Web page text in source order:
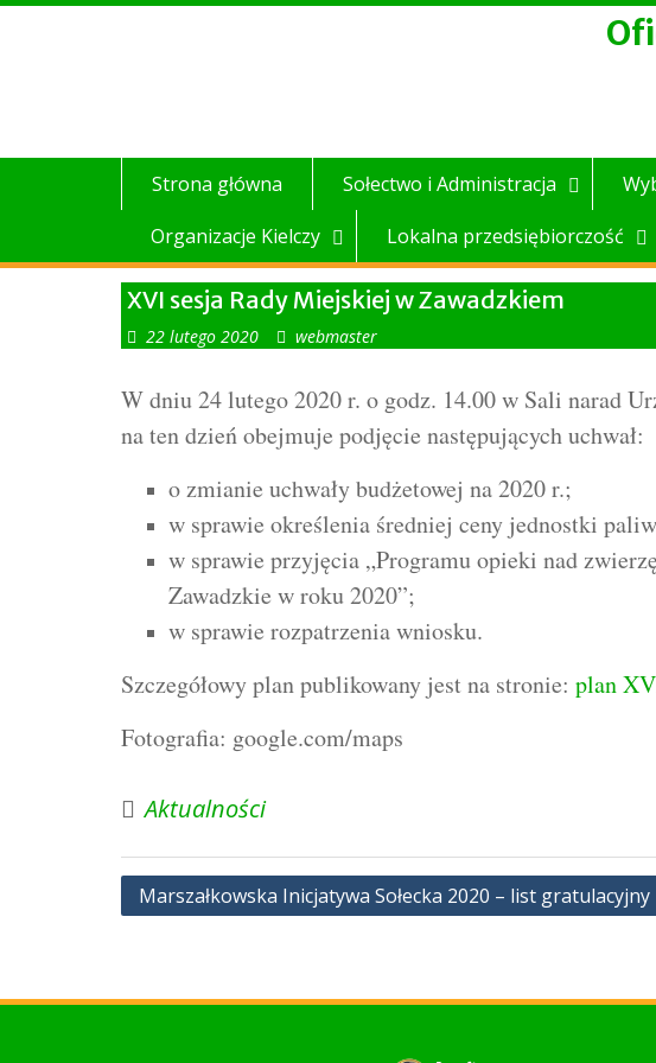
Skip
Strona główna Sołectwo i Administracja
Organizacje Kielczy
Lokalna przedsiębiorczość
XVI sesja Rady Miejskiej w Zawadzkiem
22 lutego 2020 webmaster
W dniu 24 lutego 2020 r. o godz. 14.00 w Sali narad
na ten dzień obejmuje podjęcie następujących uchwał:
o zmianie uchwały budżetowej na 2020 r.;
w sprawie określenia średniej ceny jednostki
w sprawie przyjęcia „Programu opieki nad
Zawadzkie w roku 2020”;
w sprawie rozpatrzenia wniosku.
Szczegółowy plan publikowany jest na stronie: plan
Fotografia: google.com/maps
Aktualności
Nawigacja
Marszałkowska Inicjatywa Sołecka 2020 – list gratulacyjny